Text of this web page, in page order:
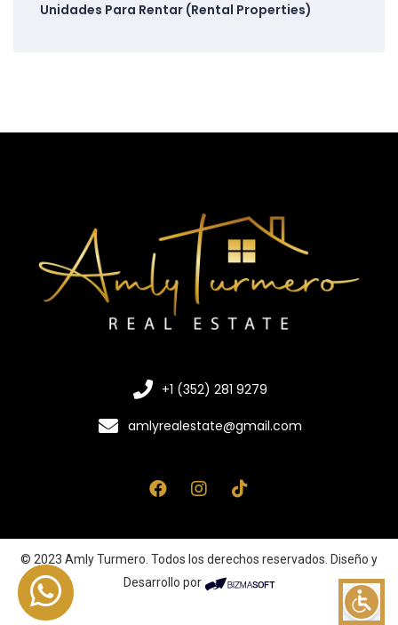
Unidades Para Rentar (Rental Properties)
+1 (352) 281 9279
amlyrealestate@gmail.com
© 2023 Amly Turmero. Todos los derechos reservados. Diseño y
Desarrollo por